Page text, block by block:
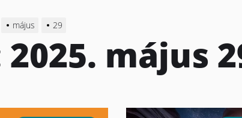
május 29
2025. május